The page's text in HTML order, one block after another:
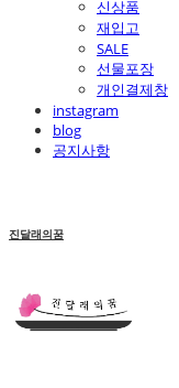
신상품
재입고
SALE
선물포장
개인결제창
instagram
blog
공지사항
진달래의꿈